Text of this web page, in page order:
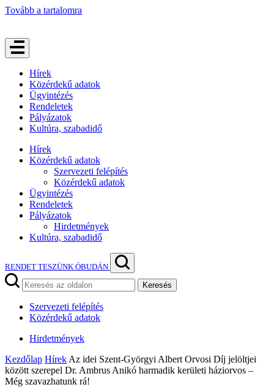
Tovább a tartalomra
Hírek
Közérdekű adatok
Ügyintézés
Rendeletek
Pályázatok
Kultúra, szabadidő
Hírek
Közérdekű adatok
Szervezeti felépítés
Közérdekű adatok
Ügyintézés
Rendeletek
Pályázatok
Hirdetmények
Kultúra, szabadidő
RENDET TESZÜNK ÓBUDÁN
Keresés
Szervezeti felépítés
Közérdekű adatok
Hirdetmények
Kezdőlap Hírek Az idei Szent-Györgyi Albert Orvosi Díj jelöltjei
között szerepel Dr. Ambrus Anikó harmadik kerületi háziorvos –
Még szavazhatunk rá!